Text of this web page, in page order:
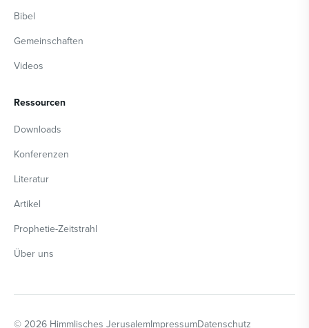
Bibel
Gemeinschaften
Videos
Ressourcen
Downloads
Konferenzen
Literatur
Artikel
Prophetie-Zeitstrahl
Über uns
© 2026 Himmlisches JerusalemImpressumDatenschutz